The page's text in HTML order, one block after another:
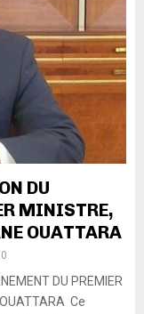
DU
MINISTRE,
OUATTARA
0
DU PREMIER
Ce